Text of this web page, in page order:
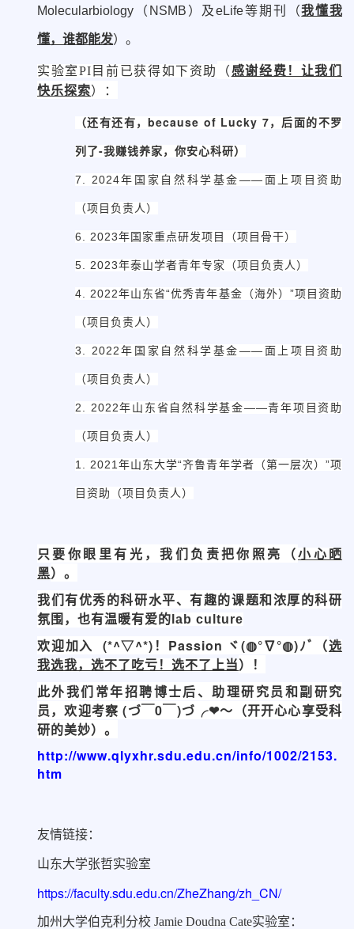
Molecularbiology （ NSMB ）及eLife等期刊（我懂我
懂，谁都能发）。
实验室PI目前已获得如下资助 （感谢经费！让我们
快乐探索）：
（还有还有，because of Lucky 7，后面的不罗
列了-我赚钱养家，你安心科研）
7. 2024年国家自然科学基金——面上项目资助
（项目负责人）
6. 2023年国家重点研发项目（项目骨干）
5. 2023年泰山学者青年专家（项目负责人）
4. 2022年山东省“优秀青年基金（海外）”项目资助
（项目负责人）
3. 2022年国家自然科学基金——面上项目资助
（项目负责人）
2. 2022年山东省自然科学基金——青年项目资助
（项目负责人）
1. 2021年山东大学“齐鲁青年学者（第一层次）”项
目资助（项目负责人）
只要你眼里有光，我们负责把你照亮（小心晒
黑）。
我们有优秀的科研水平、有趣的课题和浓厚的科研
氛围，也有温暖有爱的 lab culture
欢迎加入 (*^▽^*)！ Passion ヾ(◍°∇°◍)ﾉﾞ（选
我选我，选不了吃亏！选不了上当）！
此外我们常年招聘博士后、助理研究员和副研究
员，欢迎考察 (づ￣0￣)づ╭❤～（开开心心享受科
研的美妙）。
http://www.qlyxhr.sdu.edu.cn/info/1002/2153.
htm
友情链接：
山东大学张哲实验室
https://faculty.sdu.edu.cn/ZheZhang/zh_CN/
加州大学伯克利分校 Jamie Doudna Cate实验室：